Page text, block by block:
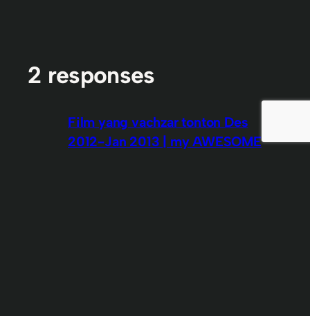
2 responses
Film yang vachzar tonton Des
2012-Jan 2013 | my AWESOME